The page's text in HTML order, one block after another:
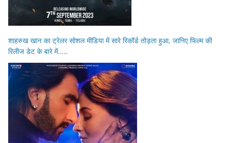
शाहरुख खान का ट्रेलर सोशल मीडिया में सारे रिकॉर्ड तोड़ता हुआ, जानिए फिल्म की
रिलीज डेट के बारे में…..